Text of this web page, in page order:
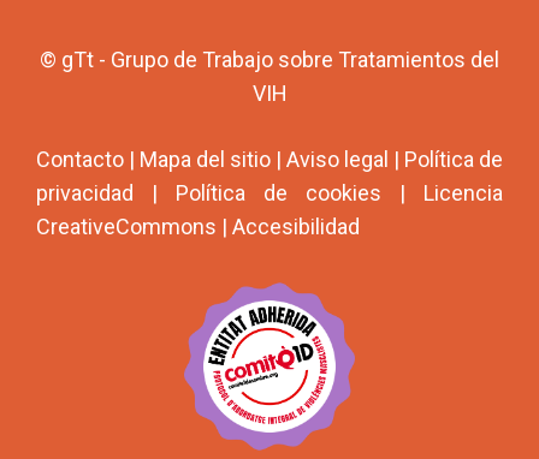
© gTt - Grupo de Trabajo sobre Tratamientos del
VIH
Contacto | Mapa del sitio | Aviso legal | Política de
privacidad | Política de cookies | Licencia
CreativeCommons | Accesibilidad